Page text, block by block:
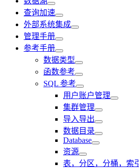
查询加速
外部系统集成
管理手册
参考手册
数据类型
函数参考
SQL 参考
用户账户管理
集群管理
导入导出
数据目录
Database
资源
表，分区，分桶，索引